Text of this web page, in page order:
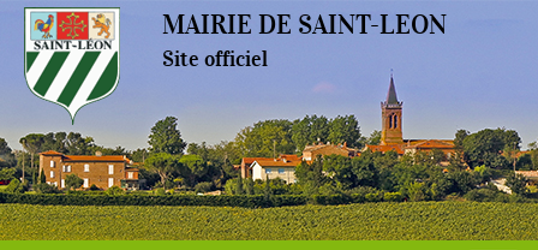
MAIRIE DE SAINT-LEON
Site officiel